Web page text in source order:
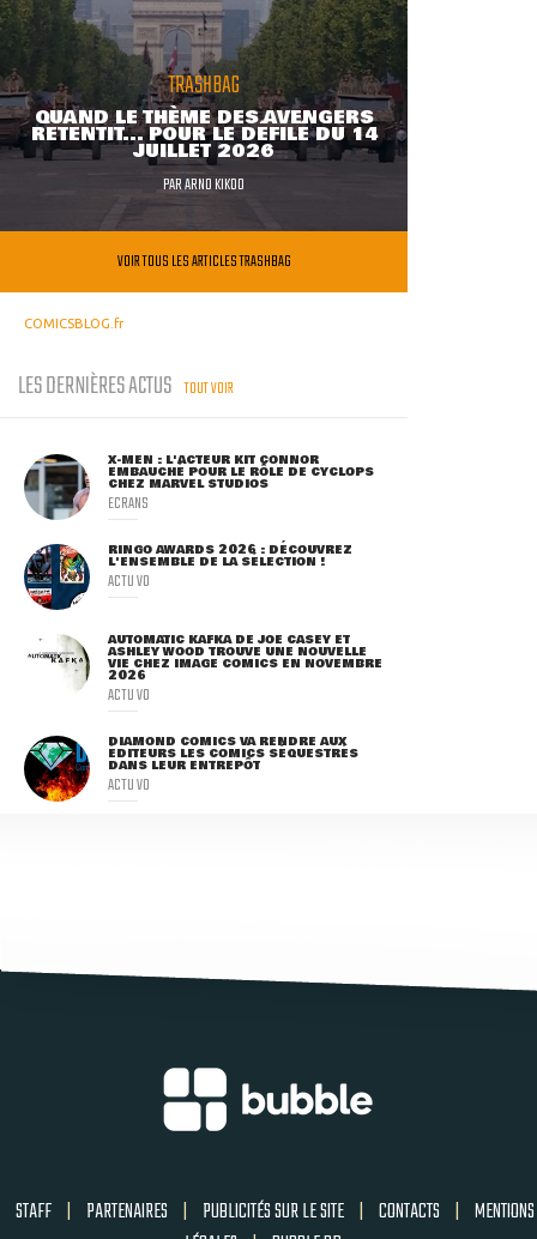
TRASHBAG
QUAND LE THÈME DES AVENGERS
RETENTIT... POUR LE DÉFILÉ DU 14
JUILLET 2026
PARARNO KIKOO
VOIR TOUS LES ARTICLES TRASHBAG
COMICSBLOG.fr
LES DERNIÈRES ACTUS TOUT VOIR
X-MEN : L'ACTEUR KIT CONNOR
EMBAUCHÉ POUR LE RÔLE DE CYCLOPS
CHEZ MARVEL STUDIOS
ECRANS
RINGO AWARDS 2026 : DÉCOUVREZ
L'ENSEMBLE DE LA SÉLECTION !
ACTU VO
AUTOMATIC KAFKA DE JOE CASEY ET
ASHLEY WOOD TROUVE UNE NOUVELLE
VIE CHEZ IMAGE COMICS EN NOVEMBRE
2026
ACTU VO
DIAMOND COMICS VA RENDRE AUX
ÉDITEURS LES COMICS SÉQUESTRÉS
DANS LEUR ENTREPÔT
ACTU VO
STAFF | PARTENAIRES | PUBLICITÉS SUR LE SITE | CONTACTS | MENTIONS